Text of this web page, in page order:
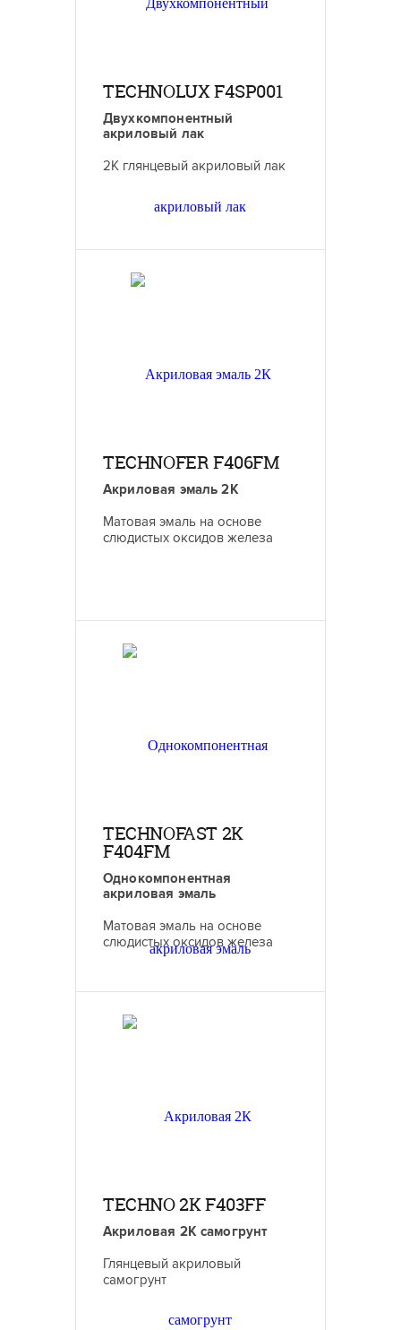
TECHNOLUX F4SP001
Двухкомпонентный
акриловый лак
2К глянцевый акриловый лак
TECHNOFER F406FM
Акриловая эмаль 2К
Матовая эмаль на основе
слюдистых оксидов железа
TECHNOFAST 2K
F404FM
Однокомпонентная
акриловая эмаль
Матовая эмаль на основе
слюдистых оксидов железа
TECHNO 2K F403FF
Акриловая 2К самогрунт
Глянцевый акриловый
самогрунт